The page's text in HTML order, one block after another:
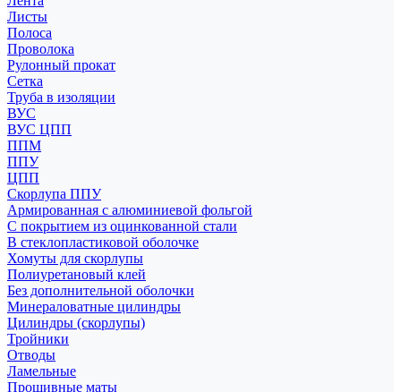
Листы
Полоса
Проволока
Рулонный прокат
Сетка
Труба в изоляции
ВУС
ВУС ЦПП
ППМ
ППУ
ЦПП
Скорлупа ППУ
Армированная с алюминиевой фольгой
С покрытием из оцинкованной стали
В стеклопластиковой оболочке
Хомуты для скорлупы
Полиуретановый клей
Без дополнительной оболочки
Минераловатные цилиндры
Цилиндры (скорлупы)
Тройники
Отводы
Ламельные
Прошивные маты